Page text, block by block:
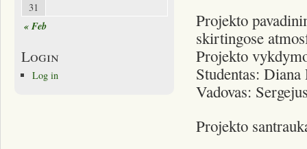
Projekto
skirtingose
Projekto
Studentas: Diana
Vadovas:
Projekto
« Feb
31
Login
Log in